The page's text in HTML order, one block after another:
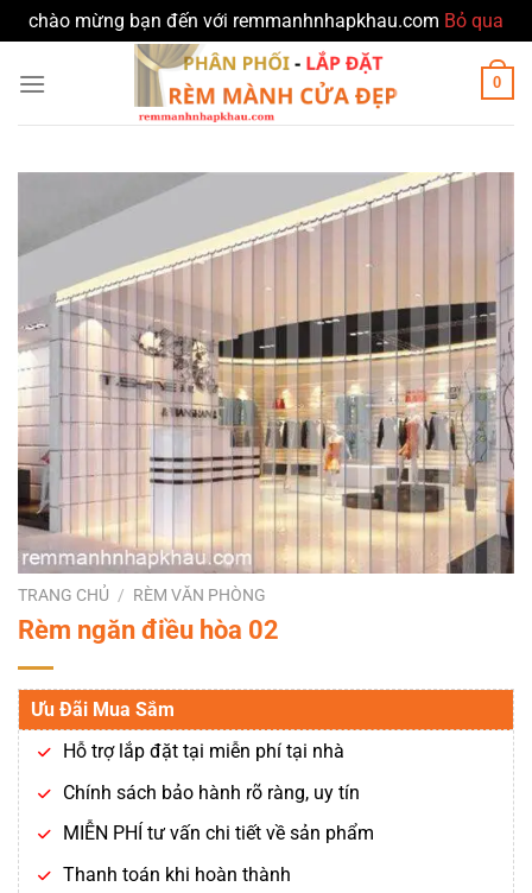
chào mừng bạn đến với remmanhnhapkhau.com Bỏ qua
qua
0
TRANG CHỦ / RÈM VĂN PHÒNG
Rèm ngăn điều hòa 02
Ưu Đãi Mua Sắm
Hỗ trợ lắp đặt tại miễn phí tại nhà
Chính sách bảo hành rõ ràng, uy tín
MIỄN PHÍ tư vấn chi tiết về sản phẩm
Thanh toán khi hoàn thành